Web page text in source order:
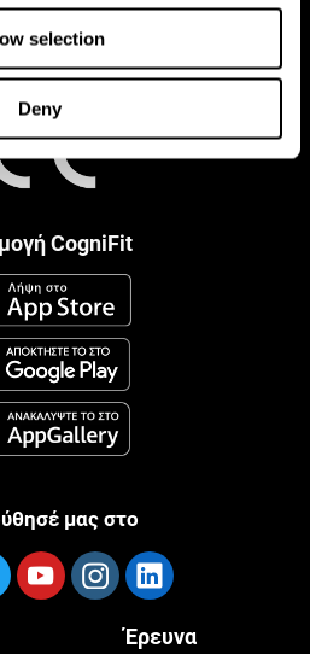
selection
Deny
CogniFit
μας στο
Έρευνα